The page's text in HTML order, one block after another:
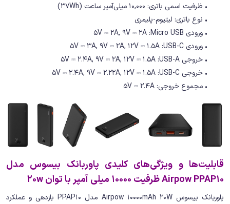
• ظرفیت اسمی باتری: 10,000 میلی‌آمپر ساعت (37Wh)
• نوع باتری: لیتیوم-پلیمری
• ورودی 5V ⎓ 2A, 9V ⎓ 2A :Micro USB
• ورودی 5V ⎓ 3A, 9V ⎓ 2A, 12V ⎓ 1.5A :USB-C
• خروجی 5V ⎓ 2.4A, 9V ⎓ 2A, 12V ⎓ 1.5A :USB-A
• خروجی 5V ⎓ 2.4A, 9V ⎓ 2.22A, 12V ⎓ 1.5A :USB-C
• مجموع خروجی: 5V ⎓ 2.4A
قابلیت‌ها و ویژگی‌های کلیدی پاوربانک بیسوس مدل
Airpow PPAP10 ظرفیت 10000 میلی آمپر با توان 20w
پاوربانک بیسوس Airpow 10000mAh 20W مدل PPAP10 بازدهی و عملکرد